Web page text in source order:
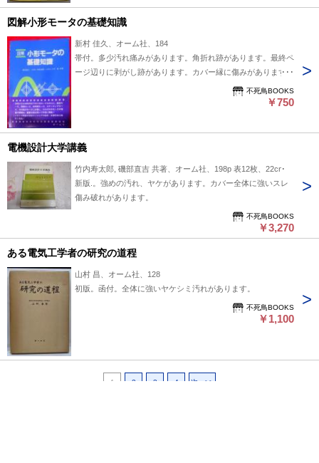
図解小形モータの基礎知識
新村 佳久、オーム社、184
帯付。多少汚れ痛みがあります。角折れ跡があります。最終ペ
ージ辺りに剥がし跡があります。カバー縁に傷みがあります。
不死鳥BOOKS
￥750
電機設計大学講義
竹内寿太郎, 磯部直吉 共著、オーム社、198p 表12枚、22cm
新版.。強めの汚れ、ヤケがあります。カバー全体に強いスレ
傷み破れがあります。
不死鳥BOOKS
￥3,270
ある電気工学者の研究の道程
山村 昌、オーム社、128
初版。函付。全体に強いヤケシミ汚れがあります。
不死鳥BOOKS
￥1,100
1 2 3 4 次へ>>